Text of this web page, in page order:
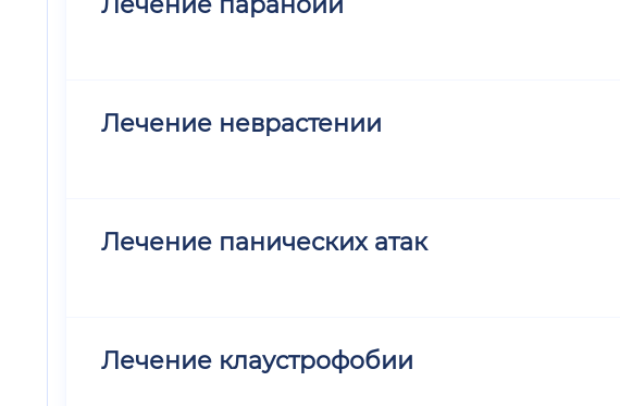
Лечение неврастении
Лечение панических атак
Лечение клаустрофобии